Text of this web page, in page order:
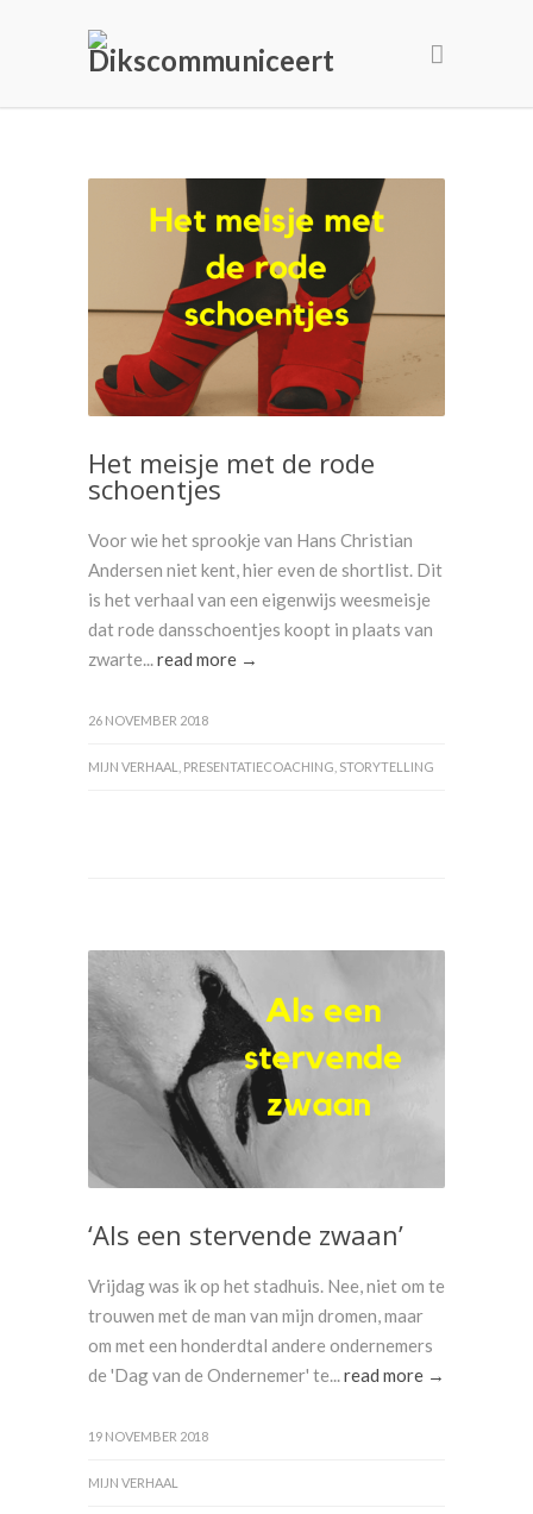
Het meisje met de rode
schoentjes
Voor wie het sprookje van Hans Christian
Andersen niet kent, hier even de shortlist. Dit
is het verhaal van een eigenwijs weesmeisje
dat rode dansschoentjes koopt in plaats van
zwarte...read more →
26 NOVEMBER 2018
MIJN VERHAAL PRESENTATIECOACHING STORYTELLING
‘Als een stervende zwaan’
Vrijdag was ik op het stadhuis. Nee, niet om te
trouwen met de man van mijn dromen, maar
om met een honderdtal andere ondernemers
de 'Dag van de Ondernemer' te...read more →
19 NOVEMBER 2018
MIJN VERHAAL